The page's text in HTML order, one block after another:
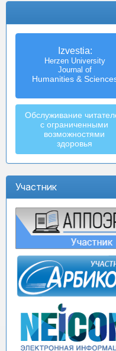
Izvestia:
Herzen University
Journal of
Humanities &
Обслуживание
с ограниченными
возможностями
здоровья
Участник